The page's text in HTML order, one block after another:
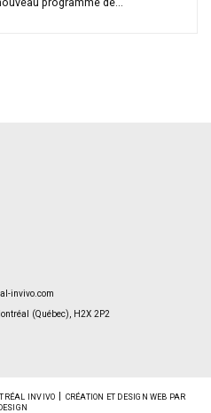
invivo.com
(Québec), H2X 2P2
INVIVO
CRÉATION ET DESIGN WEB PAR